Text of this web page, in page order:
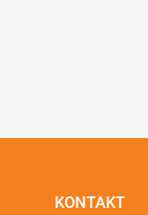
KONTAKT